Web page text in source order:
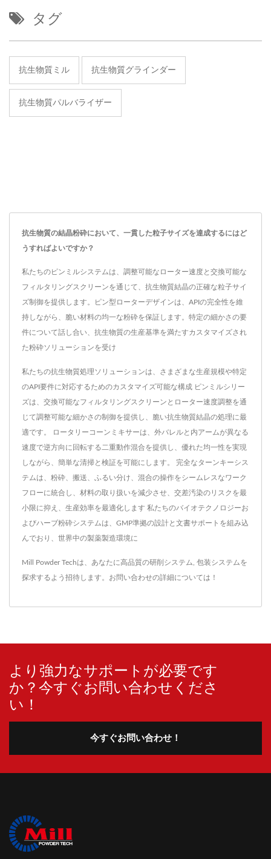
タグ
抗生物質ミル 抗生物質グラインダー
抗生物質パルバライザー
抗生物質の結晶粉砕において、一貫した粒子サイズを達成するにはど
うすればよいですか？
私たちのピンミルシステムは、調整可能なローター速度と交換可能な
フィルタリングスクリーンを通じて、抗生物質結晶の正確な粒子サイ
ズ制御を提供します。ピン型ローターデザインは、APIの完全性を維
持しながら、脆い材料の均一な粉砕を保証します。特定の細かさの要
件について話し合い、抗生物質の生産基準を満たすカスタマイズされ
た粉砕ソリューションを受け
私たちの抗生物質処理ソリューションは、さまざまな生産規模や特定
のAPI要件に対応するためのカスタマイズ可能な構成 ピンミルシリー
ズは、交換可能なフィルタリングスクリーンとローター速度調整を通
じて調整可能な細かさの制御を提供し、脆い抗生物質結晶の処理に最
適です。 ロータリーコーンミキサーは、外バレルと内アームが異なる
速度で逆方向に回転する二重動作混合を提供し、優れた均一性を実現
しながら、簡単な清掃と検証を可能にします。 完全なターンキーシス
テムは、粉砕、搬送、ふるい分け、混合の操作をシームレスなワーク
フローに統合し、材料の取り扱いを減少させ、交差汚染のリスクを最
小限に抑え、生産効率を最適化します 私たちのバイオテクノロジーお
よびハーブ粉砕システムは、GMP準拠の設計と文書サポートを組み込
んでおり、世界中の製薬製造環境に
Mill Powder Techは、あなたに高品質の研削システム 包装システムを
探求するよう招待します。 お問い合わせの詳細については！
より強力なサポートが必要です
か？今すぐお問い合わせくださ
い！
今すぐお問い合わせ！